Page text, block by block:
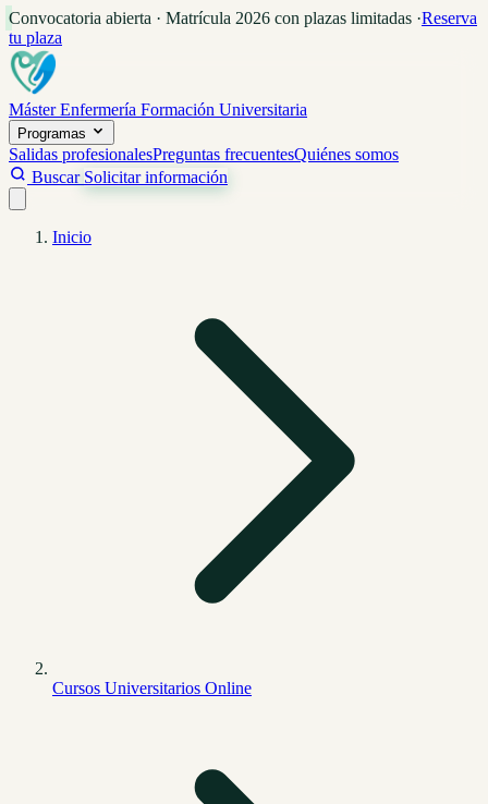
Convocatoria abierta · Matrícula 2026 con plazas limitadas ·Reserva
tu plaza
Máster Enfermería Formación Universitaria
Programas
Salidas profesionalesPreguntas frecuentesQuiénes somos
Buscar Solicitar información
Inicio
Cursos Universitarios Online